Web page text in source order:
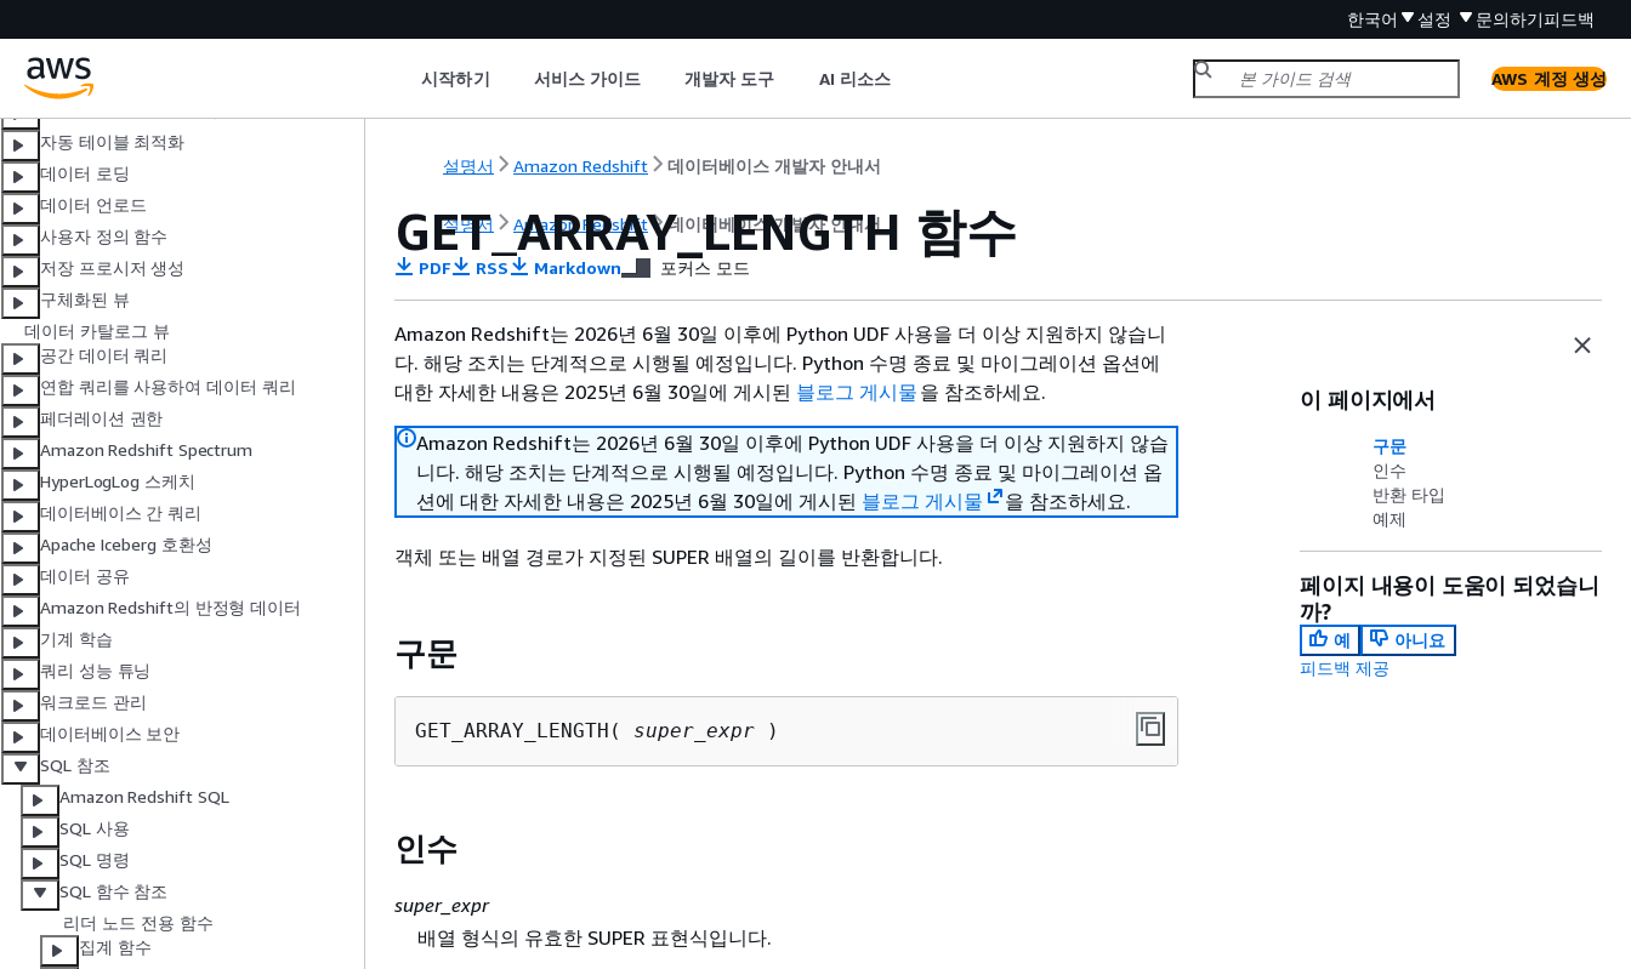
한국어 설정 문의하기피드백
시작하기 서비스 가이드 개발자 도구 AI 리소스 AWS 계정 생성
모범 사례
자습서
자동 테이블 최적화
데이터 로딩
데이터 언로드
사용자 정의 함수
저장 프로시저 생성
구체화된 뷰
데이터 카탈로그 뷰
공간 데이터 쿼리
연합 쿼리를 사용하여 데이터 쿼리
페더레이션 권한
Amazon Redshift Spectrum
HyperLogLog 스케치
데이터베이스 간 쿼리
Apache Iceberg 호환성
데이터 공유
Amazon Redshift의 반정형 데이터
기계 학습
쿼리 성능 튜닝
워크로드 관리
데이터베이스 보안
SQL 참조
Amazon Redshift SQL
SQL 사용
SQL 명령
SQL 함수 참조
리더 노드 전용 함수
집계 함수
설명서 Amazon Redshift 데이터베이스 개발자 안내서
설명서 Amazon Redshift 데이터베이스 개발자 안내서
GET_ARRAY_LENGTH 함수
PDF RSS Markdown 포커스 모드
Amazon Redshift는 2026년 6월 30일 이후에 Python UDF 사용을 더 이상 지원하지 않습니
다. 해당 조치는 단계적으로 시행될 예정입니다. Python 수명 종료 및 마이그레이션 옵션에
대한 자세한 내용은 2025년 6월 30일에 게시된 블로그 게시물 을 참조하세요.
Amazon Redshift는 2026년 6월 30일 이후에 Python UDF 사용을 더 이상 지원하지 않습
니다. 해당 조치는 단계적으로 시행될 예정입니다. Python 수명 종료 및 마이그레이션 옵
션에 대한 자세한 내용은 2025년 6월 30일에 게시된 블로그 게시물 을 참조하세요.
객체 또는 배열 경로가 지정된 SUPER 배열의 길이를 반환합니다.
구문
GET_ARRAY_LENGTH( super_expr )
인수
super_expr
배열 형식의 유효한 SUPER 표현식입니다.
이 페이지에서
구문
인수
반환 타입
예제
페이지 내용이 도움이 되었습니
까?
예
아니요
피드백 제공